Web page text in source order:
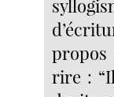
rire :